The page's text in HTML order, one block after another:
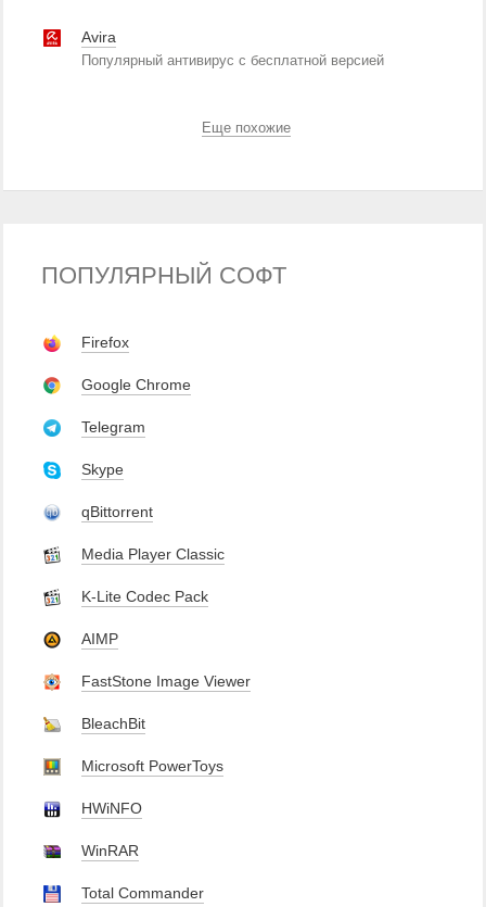
Avira
Популярный антивирус с бесплатной версией
Еще похожие
ПОПУЛЯРНЫЙ СОФТ
Firefox
Google Chrome
Telegram
Skype
qBittorrent
Media Player Classic
K-Lite Codec Pack
AIMP
FastStone Image Viewer
BleachBit
Microsoft PowerToys
HWiNFO
WinRAR
Total Commander